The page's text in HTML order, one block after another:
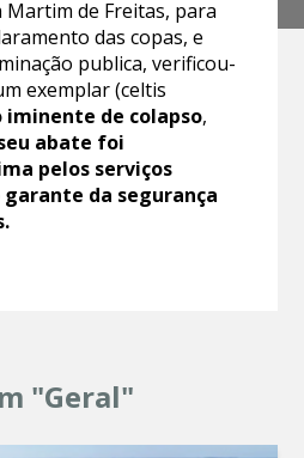
Martim de Freitas, para
das copas, e
publica, verificou-
exemplar (celtis
iminente de colapso,
abate foi
pelos serviços
da segurança
"Geral"